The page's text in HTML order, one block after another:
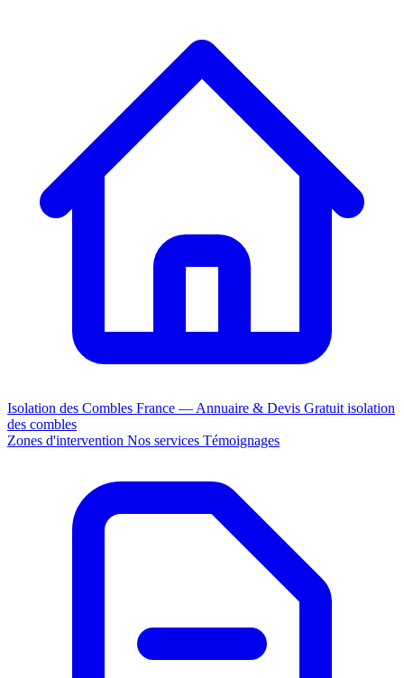
Isolation des Combles France — Annuaire & Devis Gratuit isolation
des combles
Zones d'intervention Nos services Témoignages